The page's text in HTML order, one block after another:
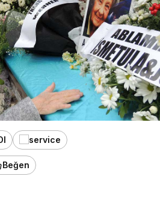
Beğen